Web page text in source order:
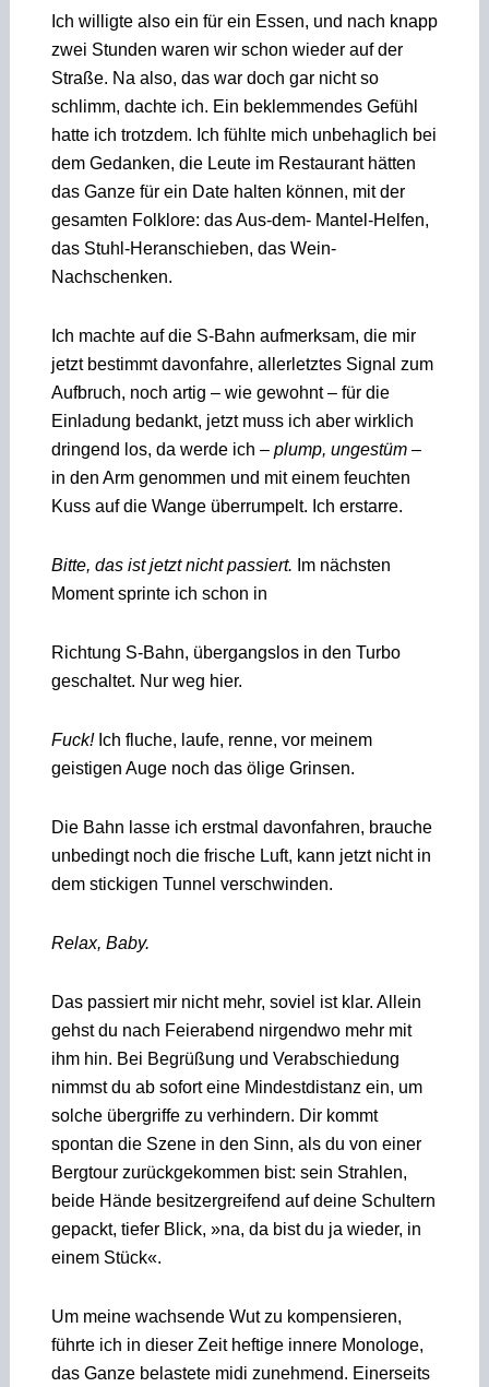
Ich willigte also ein für ein Essen, und nach knapp
zwei Stunden waren wir schon wieder auf der
Straße. Na also, das war doch gar nicht so
schlimm, dachte ich. Ein beklemmendes Gefühl
hatte ich trotzdem. Ich fühlte mich unbehaglich bei
dem Gedanken, die Leute im Restaurant hätten
das Ganze für ein Date halten können, mit der
gesamten Folklore: das Aus-dem- Mantel-Helfen,
das Stuhl-Heranschieben, das Wein-
Nachschenken.
Ich machte auf die S-Bahn aufmerksam, die mir
jetzt bestimmt davonfahre, allerletztes Signal zum
Aufbruch, noch artig – wie gewohnt – für die
Einladung bedankt, jetzt muss ich aber wirklich
dringend los, da werde ich – plump, ungestüm –
in den Arm genommen und mit einem feuchten
Kuss auf die Wange überrumpelt. Ich erstarre.
Bitte, das ist jetzt nicht passiert. Im nächsten
Moment sprinte ich schon in
Richtung S-Bahn, übergangslos in den Turbo
geschaltet. Nur weg hier.
Fuck! Ich fluche, laufe, renne, vor meinem
geistigen Auge noch das ölige Grinsen.
Die Bahn lasse ich erstmal davonfahren, brauche
unbedingt noch die frische Luft, kann jetzt nicht in
dem stickigen Tunnel verschwinden.
Relax, Baby.
Das passiert mir nicht mehr, soviel ist klar. Allein
gehst du nach Feierabend nirgendwo mehr mit
ihm hin. Bei Begrüßung und Verabschiedung
nimmst du ab sofort eine Mindestdistanz ein, um
solche übergriffe zu verhindern. Dir kommt
spontan die Szene in den Sinn, als du von einer
Bergtour zurückgekommen bist: sein Strahlen,
beide Hände besitzergreifend auf deine Schultern
gepackt, tiefer Blick, »na, da bist du ja wieder, in
einem Stück«.
Um meine wachsende Wut zu kompensieren,
führte ich in dieser Zeit heftige innere Monologe,
das Ganze belastete midi zunehmend. Einerseits